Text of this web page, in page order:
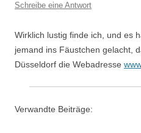
Schreibe eine Antwort
Wirklich lustig finde ich, und es
jemand ins Fäustchen gelacht,
Düsseldorf die Webadresse
Verwandte Beiträge: